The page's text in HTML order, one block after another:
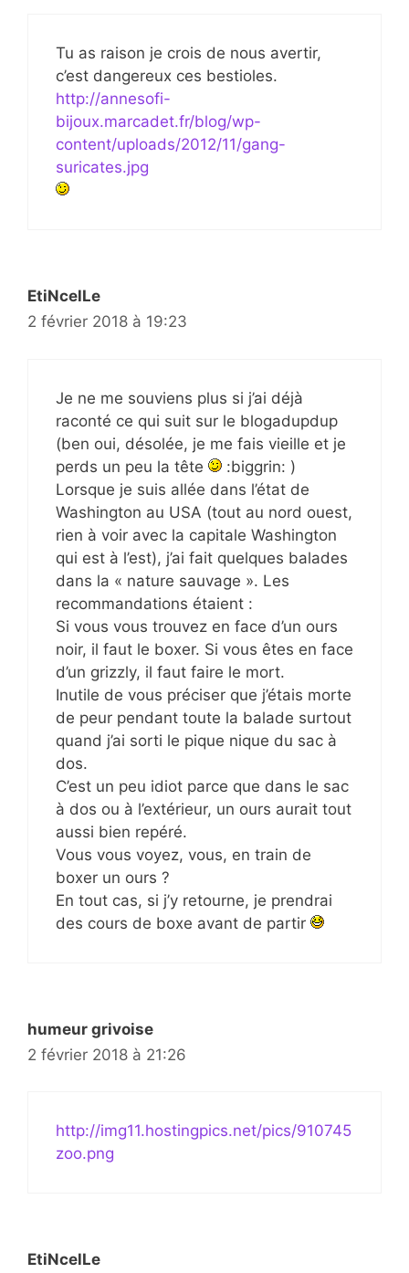
Tu as raison je crois de nous avertir,
c’est dangereux ces bestioles.
http://annesofi-
bijoux.marcadet.fr/blog/wp-
content/uploads/2012/11/gang-
suricates.jpg
EtiNcelLe
2 février 2018 à 19:23
Je ne me souviens plus si j’ai déjà
raconté ce qui suit sur le blogadupdup
(ben oui, désolée, je me fais vieille et je
perds un peu la tête
:biggrin: )
Lorsque je suis allée dans l’état de
Washington au USA (tout au nord ouest,
rien à voir avec la capitale Washington
qui est à l’est), j’ai fait quelques balades
dans la « nature sauvage ». Les
recommandations étaient :
Si vous vous trouvez en face d’un ours
noir, il faut le boxer. Si vous êtes en face
d’un grizzly, il faut faire le mort.
Inutile de vous préciser que j’étais morte
de peur pendant toute la balade surtout
quand j’ai sorti le pique nique du sac à
dos.
C’est un peu idiot parce que dans le sac
à dos ou à l’extérieur, un ours aurait tout
aussi bien repéré.
Vous vous voyez, vous, en train de
boxer un ours ?
En tout cas, si j’y retourne, je prendrai
des cours de boxe avant de partir
humeur grivoise
2 février 2018 à 21:26
http://img11.hostingpics.net/pics/910745
zoo.png
EtiNcelLe